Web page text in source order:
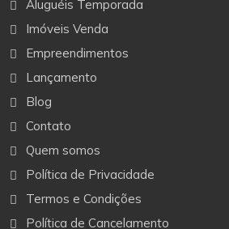
Aluguéis Temporada
Imóveis Venda
Empreendimentos
Lançamento
Blog
Contato
Quem somos
Política de Privacidade
Termos e Condições
Política de Cancelamento